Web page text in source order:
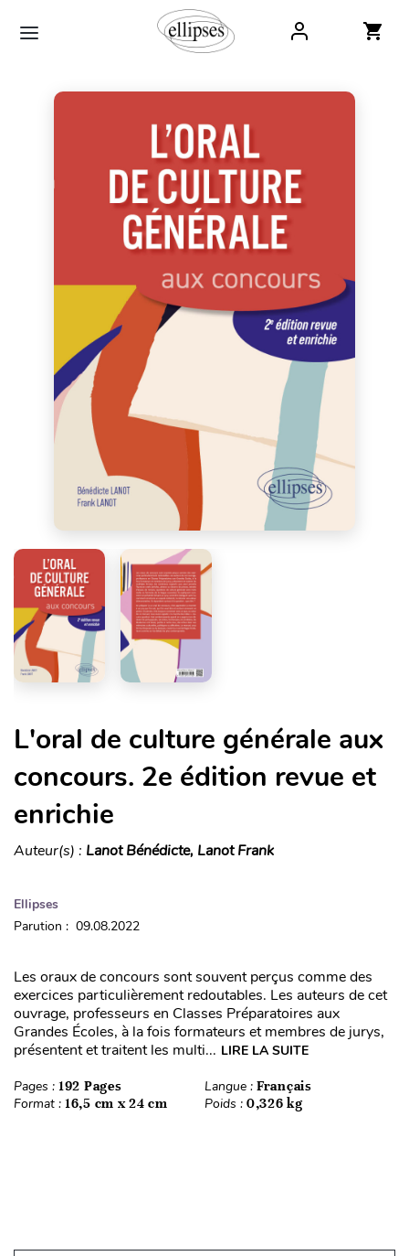
L'oral de culture générale aux
concours. 2e édition revue et
enrichie
Auteur(s) : Lanot Bénédicte, Lanot Frank
Ellipses
Parution : 09.08.2022
Les oraux de concours sont souvent perçus comme des
exercices particulièrement redoutables. Les auteurs de cet
ouvrage, professeurs en Classes Préparatoires aux
Grandes Écoles, à la fois formateurs et membres de jurys,
présentent et traitent les multi... LIRE LA SUITE
Pages : 192 Pages Langue : Français
Format : 16,5 cm x 24 cm Poids : 0,326 kg